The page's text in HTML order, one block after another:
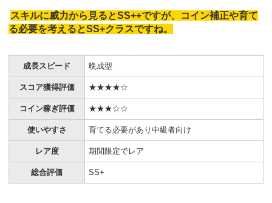
スキルに威力から見るとSS++ですが、コイン補正や育て
る必要を考えるとSS+クラスですね。
成長スピード 晩成型
スコア獲得評価 ★★★★☆
コイン稼ぎ評価 ★★★☆☆
使いやすさ 育てる必要があり中級者向け
レア度 期間限定でレア
総合評価 SS+